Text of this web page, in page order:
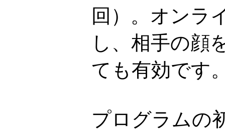
回）。オンラ
し、相手の顔
ても有効です
プログラムの